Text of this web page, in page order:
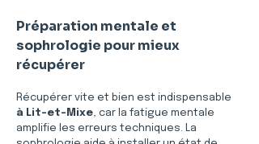
Préparation mentale et
sophrologie pour mieux
récupérer
Récupérer vite et bien est indispensable
à Lit-et-Mixe, car la fatigue mentale
amplifie les erreurs techniques. La